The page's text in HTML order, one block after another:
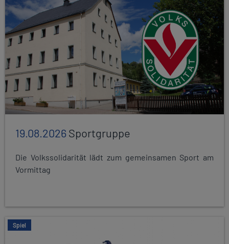
19.08.2026Sportgruppe
Die Volkssolidarität lädt zum gemeinsamen Sport am
Vormittag
Spiel